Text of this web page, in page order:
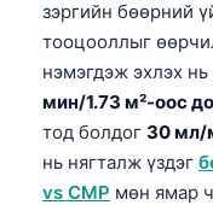
зэргийн бөөрний
тооцооллыг
нэмэгдэж эхлэх
мин/1.73 м²-оос
тод болдог 30 мл/
нь нягталж үздэг
vs CMP мөн ямар